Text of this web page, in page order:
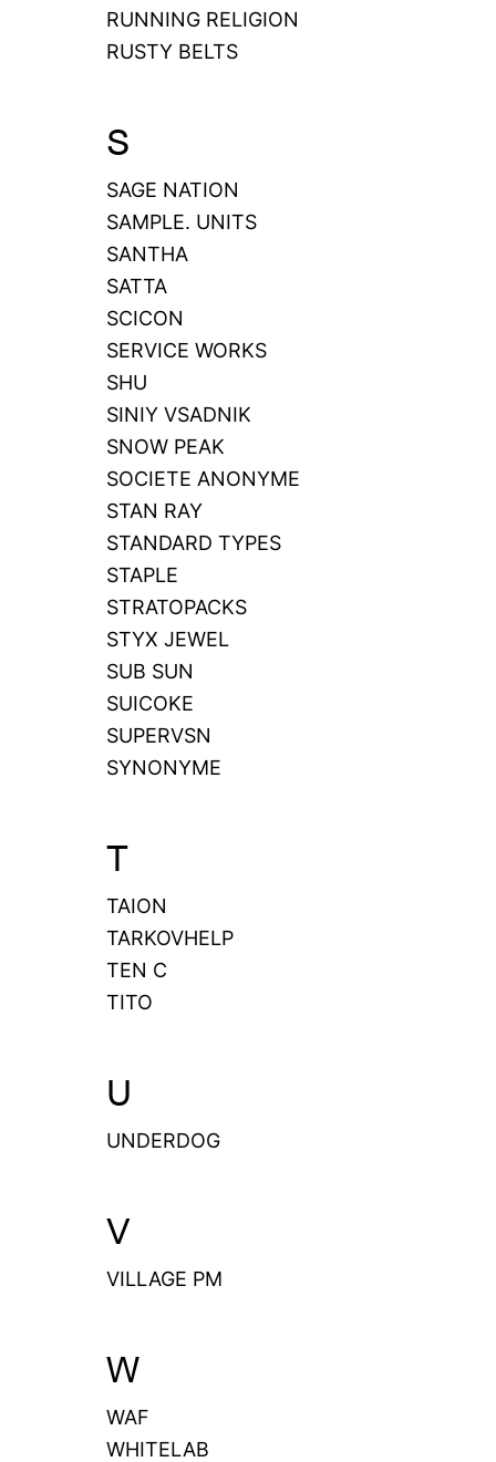
RUNNING RELIGION
RUSTY BELTS
S
SAGE NATION
SAMPLE. UNITS
SANTHA
SATTA
SCICON
SERVICE WORKS
SHU
SINIY VSADNIK
SNOW PEAK
SOCIETE ANONYME
STAN RAY
STANDARD TYPES
STAPLE
STRATOPACKS
STYX JEWEL
SUB SUN
SUICOKE
SUPERVSN
SYNONYME
T
TAION
TARKOVHELP
TEN C
TITO
U
UNDERDOG
V
VILLAGE PM
W
WAF
WHITELAB